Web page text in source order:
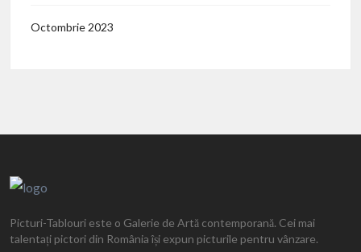
Octombrie 2023
Picturi-Tablouri este o Galerie de Artă contemporană. Cei mai
talentați pictori din România își expun picturile pentru vânzare.